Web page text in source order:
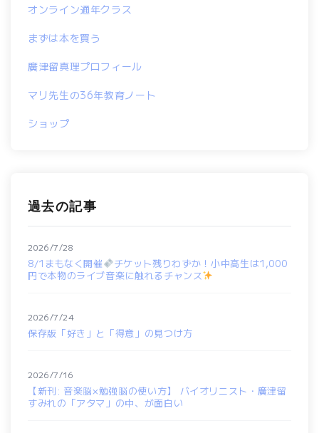
オンライン通年クラス
まずは本を買う
廣津留真理プロフィール
マリ先生の36年教育ノート
ショップ
過去の記事
8/1まもなく開催
チケット残りわずか！小中高生は1,000
円で本物のライブ音楽に触れるチャンス
2026/7/28
保存版「好き」と「得意」の見つけ方
2026/7/24
【新刊: 音楽脳×勉強脳の使い方】 バイオリニスト・廣津留
すみれの「アタマ」の中、が面白い
2026/7/16